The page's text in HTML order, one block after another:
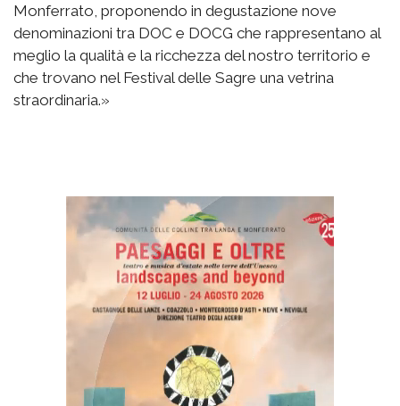
Monferrato, proponendo in degustazione nove
denominazioni tra DOC e DOCG che rappresentano al
meglio la qualità e la ricchezza del nostro territorio e
che trovano nel Festival delle Sagre una vetrina
straordinaria.»